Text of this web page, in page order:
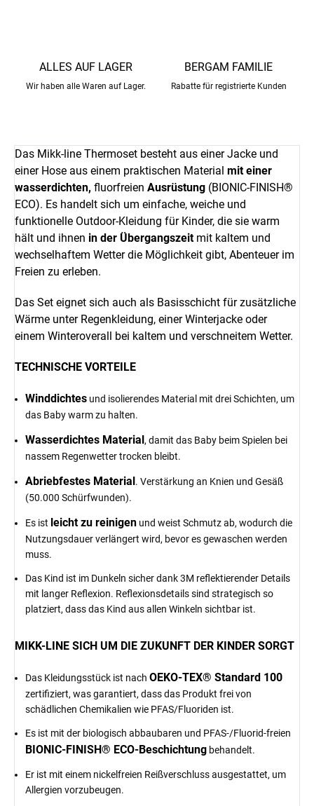
ALLES AUF LAGER
Wir haben alle Waren auf Lager.
BERGAM FAMILIE
Rabatte für registrierte Kunden
Das Mikk-line Thermoset besteht aus einer Jacke und
einer Hose aus einem praktischen Material mit einer
wasserdichten, fluorfreien Ausrüstung (BIONIC-FINISH®
ECO). Es handelt sich um einfache, weiche und
funktionelle Outdoor-Kleidung für Kinder, die sie warm
hält und ihnen in der Übergangszeitmit kaltem und
wechselhaftem Wetter die Möglichkeit gibt, Abenteuer im
Freien zu erleben.
Das Set eignet sich auch als Basisschicht für zusätzliche
Wärme unter Regenkleidung, einer Winterjacke oder
einem Winteroverall bei kaltem und verschneitem Wetter.
TECHNISCHE VORTEILE
Winddichtes und isolierendes Material mit drei Schichten, um
das Baby warm zu halten.
Wasserdichtes Material , damit das Baby beim Spielen bei
nassem Regenwetter trocken bleibt.
Abriebfestes Material . Verstärkung an Knien und Gesäß
(50.000 Schürfwunden).
Es ist leicht zu reinigen und weist Schmutz ab, wodurch die
Nutzungsdauer verlängert wird, bevor es gewaschen werden
muss.
Das Kind ist im Dunkeln sicher dank 3M reflektierender Details
mit langer Reflexion. Reflexionsdetails sind strategisch so
platziert, dass das Kind aus allen Winkeln sichtbar ist.
MIKK-LINE SICH UM DIE ZUKUNFT DER KINDER SORGT
Das Kleidungsstück ist nach OEKO-TEX® Standard 100
zertifiziert, was garantiert, dass das Produkt frei von
schädlichen Chemikalien wie PFAS/Fluoriden ist.
Es ist mit der biologisch abbaubaren und PFAS-/Fluorid-freien
BIONIC-FINISH® ECO-Beschichtung behandelt.
Er ist mit einem nickelfreien Reißverschluss ausgestattet, um
Allergien vorzubeugen.